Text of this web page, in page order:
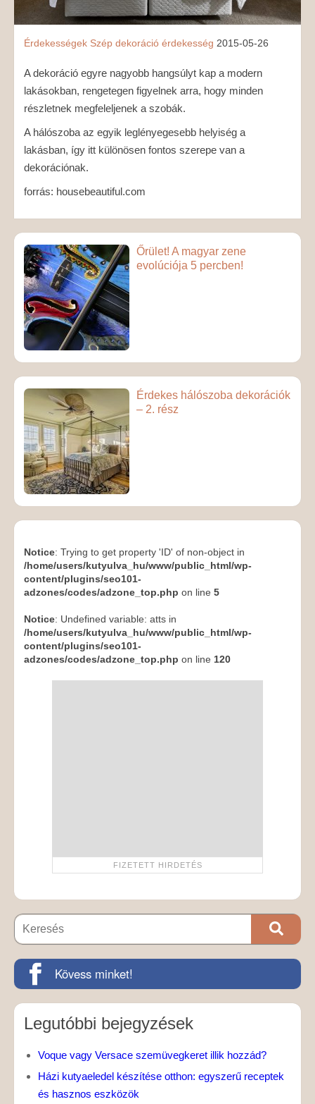
Érdekességek Szép dekoráció érdekesség 2015-05-26
A dekoráció egyre nagyobb hangsúlyt kap a modern
lakásokban, rengetegen figyelnek arra, hogy minden
részletnek megfeleljenek a szobák.
A hálószoba az egyik leglényegesebb helyiség a
lakásban, így itt különösen fontos szerepe van a
dekorációnak.
forrás: housebeautiful.com
Őrület! A magyar zene
evolúciója 5 percben!
Érdekes hálószoba dekorációk
– 2. rész
Notice: Trying to get property 'ID' of non-object in
/home/users/kutyulva_hu/www/public_html/wp-
content/plugins/seo101-
adzones/codes/adzone_top.php on line 5
Notice: Undefined variable: atts in
/home/users/kutyulva_hu/www/public_html/wp-
content/plugins/seo101-
adzones/codes/adzone_top.php on line 120
Kövess minket!
Legutóbbi bejegyzések
Voque vagy Versace szemüvegkeret illik hozzád?
Házi kutyaeledel készítése otthon: egyszerű receptek
és hasznos eszközök